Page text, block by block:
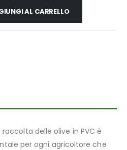
AL CARRELLO
delle olive in PVC è
per ogni agricoltore che